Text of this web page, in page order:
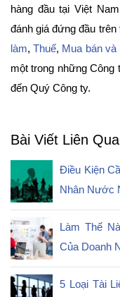
hàng đầu tại Việt
đánh giá đứng đầu
làm,Thuế, Mua bán và
một trong những Công
đến Quý Công ty.
Bài Viết Liên
Điều Kiện
Nhân Nước
Làm Thế
Của Doanh
5 Loại Tài